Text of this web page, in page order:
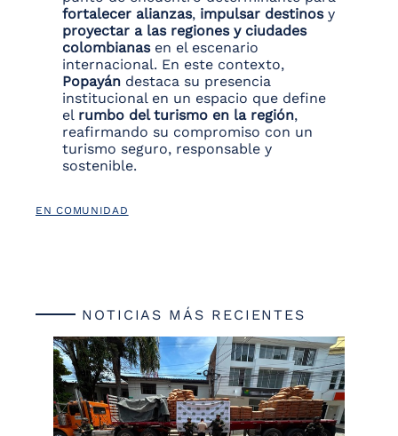
fortalecer alianzas, impulsar destinosy
proyectar a las regiones y ciudades
colombianasen el escenario
internacional. En este contexto,
Popayán destaca su presencia
institucional en un espacio que define
el rumbo del turismo en la región,
reafirmando su compromiso con un
turismo seguro, responsable y
sostenible.
EN COMUNIDAD
NOTICIAS MÁS RECIENTES